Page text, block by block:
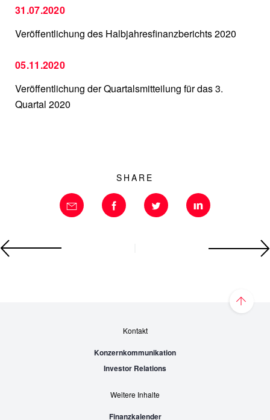
31.07.2020
Veröffentlichung des Halbjahresfinanzberichts 2020
05.11.2020
Veröffentlichung der Quartalsmitteilung für das 3.
Quartal 2020
SHARE
Kontakt
Konzernkommunikation
Investor Relations
Weitere Inhalte
Finanzkalender